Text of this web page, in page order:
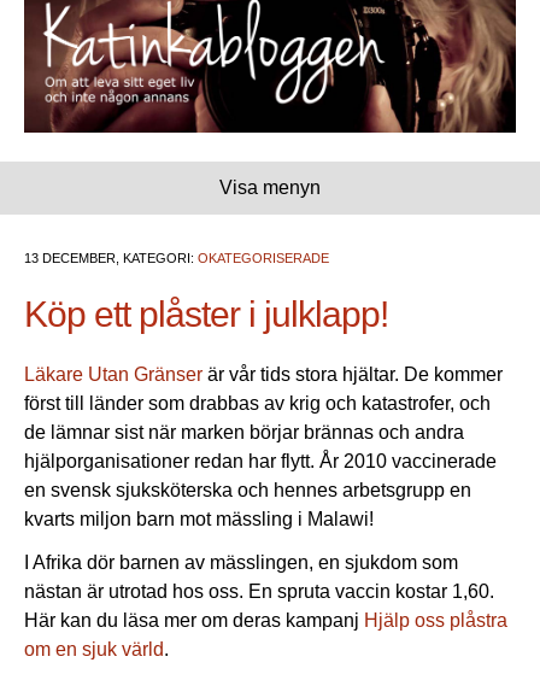
Visa menyn
13 DECEMBER, KATEGORI: OKATEGORISERADE
Köp ett plåster i julklapp!
Läkare Utan Gränser är vår tids stora hjältar. De kommer
först till länder som drabbas av krig och katastrofer, och
de lämnar sist när marken börjar brännas och andra
hjälporganisationer redan har flytt. År 2010 vaccinerade
en svensk sjuksköterska och hennes arbetsgrupp en
kvarts miljon barn mot mässling i Malawi!
I Afrika dör barnen av mässlingen, en sjukdom som
nästan är utrotad hos oss. En spruta vaccin kostar 1,60.
Här kan du läsa mer om deras kampanj Hjälp oss plåstra
om en sjuk värld.